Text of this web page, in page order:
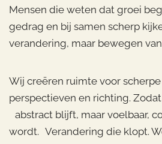
Mensen die weten dat groei
gedrag en bij samen scherp
verandering, maar bewegen
Wij creëren ruimte voor
perspectieven en richting.
abstract blijft, maar voelbaar,
wordt. Verandering die klopt.